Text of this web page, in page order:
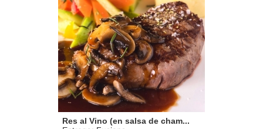
Res al Vino (en salsa de cham...